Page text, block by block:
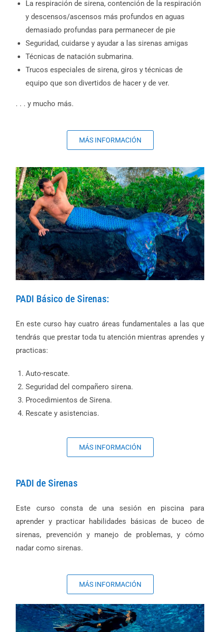
La respiración de sirena, contención de la respiración
y descensos/ascensos más profundos en aguas
demasiado profundas para permanecer de pie
Seguridad, cuidarse y ayudar a las sirenas amigas
Técnicas de natación submarina.
Trucos especiales de sirena, giros y técnicas de
equipo que son divertidos de hacer y de ver.
. . . y mucho más.
MÁS INFORMACIÓN
PADI Básico de Sirenas:
En este curso hay cuatro áreas fundamentales a las que
tendrás que prestar toda tu atención mientras aprendes y
practicas:
Auto-rescate.
Seguridad del compañero sirena.
Procedimientos de Sirena.
Rescate y asistencias.
MÁS INFORMACIÓN
PADI de Sirenas
Este curso consta de una sesión en piscina para
aprender y practicar habilidades básicas de buceo de
sirenas, prevención y manejo de problemas, y cómo
nadar como sirenas.
MÁS INFORMACIÓN